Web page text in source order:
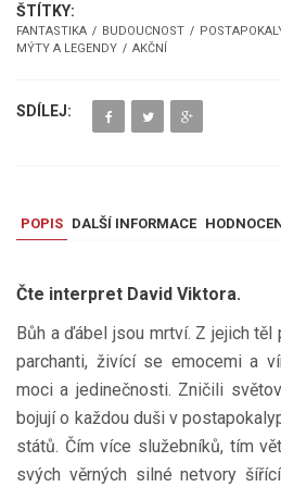
ŠTÍTKY:
FANTASTIKA BUDOUCNOST
MÝTY A LEGENDY
AKČNÍ
SDÍLEJ:
POPIS DALŠÍ INFORMACE
Čte interpret David Viktora.
Bůh a ďábel jsou mrtví. Z jejich
parchanti, živící se emocemi a
moci a jedinečnosti. Zničili
bojují o každou duši v
států. Čím více služebníků, tím
svých věrných silné netvory